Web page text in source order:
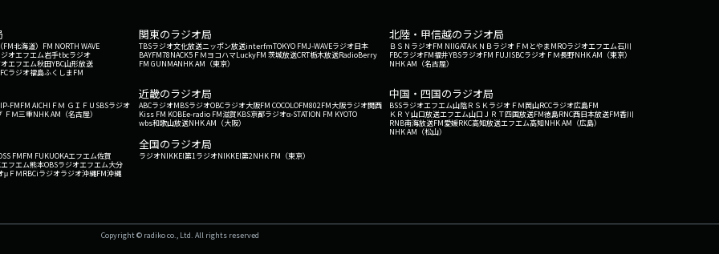
北海道） FM NORTH WAVE
オエフエム岩手tbcラジオ
エフエム秋田YBC山形放送
ラジオ福島ふくしまFM
関東のラジオ局
TBSラジオ文化放送ニッポン放送interfmTOKYO FMJ-WAVEラジオ日本
BAYFM78NACK5 ＦＭヨコハマLuckyFM 茨城放送CRT栃木放送RadioBerry
FM GUNMANHK AM（東京）
北陸・甲信越のラジオ局
ＢＳＮラジオFM NIIGATAＫＮＢラジオ ＦＭとやまMROラジオエフエム石川
FBCラジオFM福井YBSラジオFM FUJISBCラジオ ＦＭ長野NHK AM（東京）
NHK AM（名古屋）
FMFM AICHI ＦＭ ＧＩＦＵ SBSラジオ
ＦＭ三重NHK AM（名古屋）
近畿のラジオ局
ABCラジオMBSラジオOBCラジオ大阪FM COCOLOFM802FM大阪ラジオ関西
Kiss FM KOBEe-radio FM滋賀KBS京都ラジオα-STATION FM KYOTO
wbs和歌山放送NHK AM（大阪）
中国・四国のラジオ局
BSSラジオエフエム山陰ＲＳＫラジオ ＦＭ岡山RCCラジオ広島FM
ＫＲＹ山口放送エフエム山口 ＪＲＴ四国放送FM徳島RNC西日本放送FM香川
RNB南海放送FM愛媛RKC高知放送エフエム高知NHK AM（広島）
NHK AM（松山）
FMFM FUKUOKAエフエム佐賀
フエム熊本OBSラジオエフエム大分
μＦＭRBCiラジオラジオ沖縄FM沖縄
全国のラジオ局
ラジオNIKKEI第1ラジオNIKKEI第2NHK FM（東京）
Copyright © radiko co., Ltd. All rights reserved